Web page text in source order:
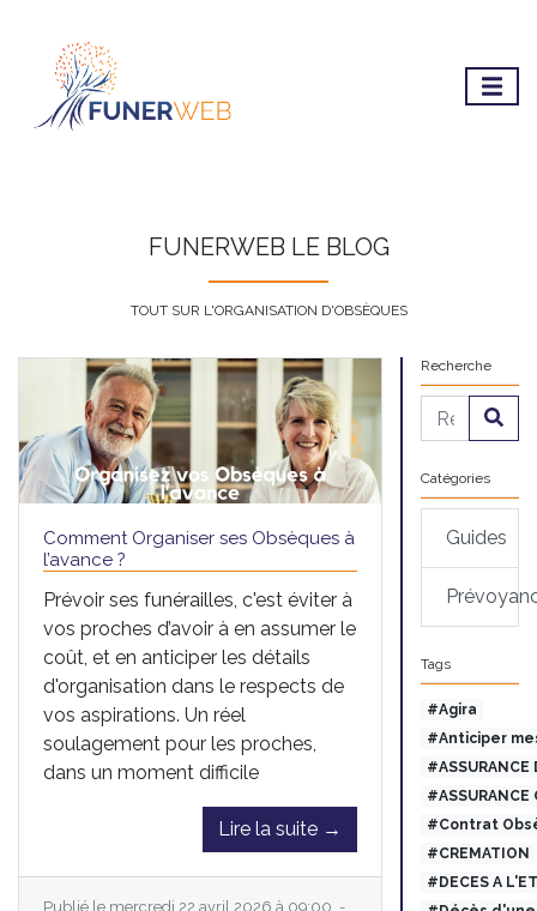
FUNERWEB LE BLOG
TOUT SUR L'ORGANISATION D'OBSÈQUES
Comment Organiser ses Obsèques à
l’avance ?
Prévoir ses funérailles, c'est éviter à
vos proches d’avoir à en assumer le
coût, et en anticiper les détails
d'organisation dans le respects de
vos aspirations. Un réel
soulagement pour les proches,
dans un moment difficile
Lire la suite →
Publié le mercredi 22 avril 2026 à 09:00 -
Recherche
Catégories
Guides
Tags
#Agira
#Anticiper
#ASSURANCE
#ASSURANCE
#Contrat
#CREMATION
#DECES A